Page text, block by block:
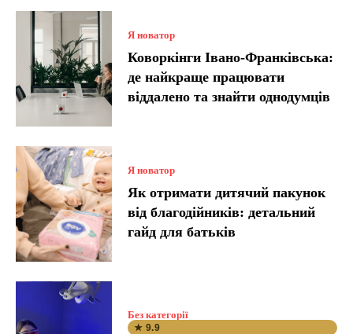
Я новатор
Коворкінги Івано-Франківська:
де найкраще працювати
віддалено та знайти однодумців
Я новатор
Як отримати дитячий пакунок
від благодійників: детальний
гайд для батьків
Без категорії
★ 9.9